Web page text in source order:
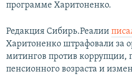
программе Харитоненко.
Редакция Сибирь.Реалии
Харитоненко штрафовали за
митингов против
пенсионного возраста и